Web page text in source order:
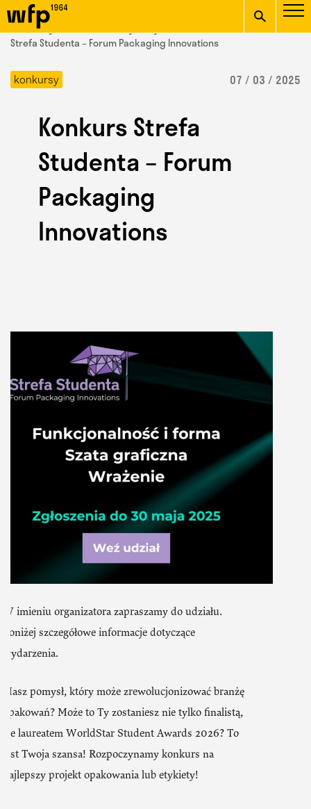
Oficjalna witryna
Wydziału Form
Przemysłowych ASP w
Krakowie
wpisz szukaną frazę
/ Wydział Form Przemysłowych /
Strefa Studenta – Forum Packaging Innovations
konkursy 07 / 03 / 2025
Konkurs Strefa
Studenta – Forum
Packaging
Innovations
W imieniu organizatora zapraszamy do udziału.
Poniżej szczegółowe informacje dotyczące
wydarzenia.​​​​​​​​​​​​​​​​
Masz pomysł, który może zrewolucjonizować branżę
opakowań? Może to Ty zostaniesz nie tylko finalistą,
ale laureatem WorldStar Student Awards 2026? To
jest Twoja szansa! Rozpoczynamy konkurs na
najlepszy projekt opakowania lub etykiety!